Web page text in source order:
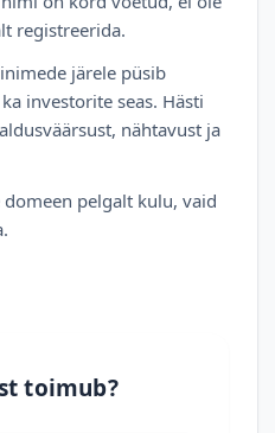
registreerida.
järele püsib
investorite seas. Hästi
nähtavust ja
pelgalt kulu, vaid
toimub?